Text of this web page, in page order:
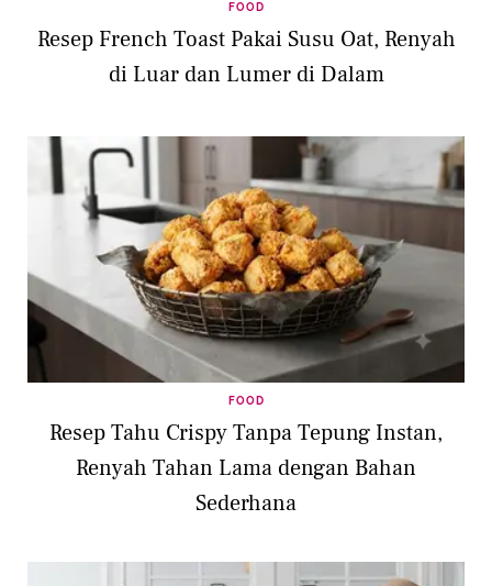
FOOD
Resep French Toast Pakai Susu Oat, Renyah
di Luar dan Lumer di Dalam
FOOD
Resep Tahu Crispy Tanpa Tepung Instan,
Renyah Tahan Lama dengan Bahan
Sederhana